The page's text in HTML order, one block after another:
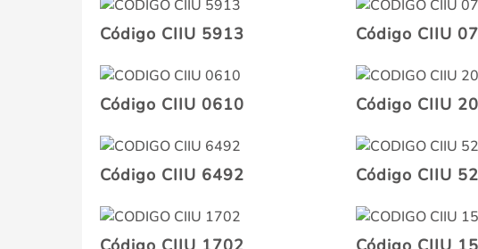
Código CIIU 5913 Código CIIU
Código CIIU 0610 Código CIIU
Código CIIU 6492 Código CIIU